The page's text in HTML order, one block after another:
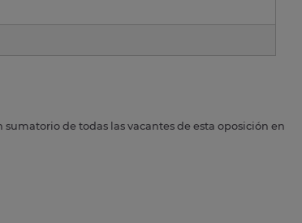
de todas las vacantes de esta oposición en